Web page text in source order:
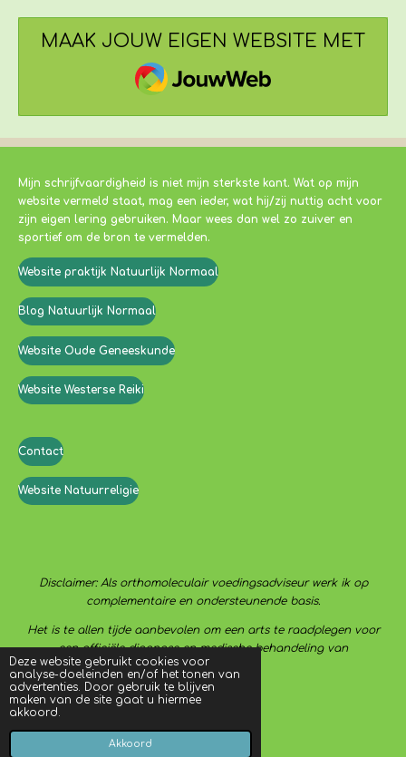
Deze website gebruikt cookies voor
analyse-doeleinden en/of het tonen van
advertenties. Door gebruik te blijven
maken van de site gaat u hiermee
akkoord.
Akkoord
MAAK JOUW EIGEN WEBSITE MET
JOUWWEB
Mijn schrijfvaardigheid is niet mijn sterkste kant. Wat op mijn
website vermeld staat, mag een ieder, wat hij/zij nuttig acht voor
zijn eigen lering gebruiken. Maar wees dan wel zo zuiver en
sportief om de bron te vermelden.
Website praktijk Natuurlijk Normaal
Blog Natuurlijk Normaal
Website Oude Geneeskunde
Website Westerse Reiki
Contact
Website Natuurreligie
Disclaimer: Als orthomoleculair voedingsadviseur werk ik op
complementaire en ondersteunende basis.
Het is te allen tijde aanbevolen om een arts te raadplegen voor
een officiële diagnose en medische behandeling van
aandoeningen.
© 2021 - 2022 De eetschijf
Powered byJouwWeb